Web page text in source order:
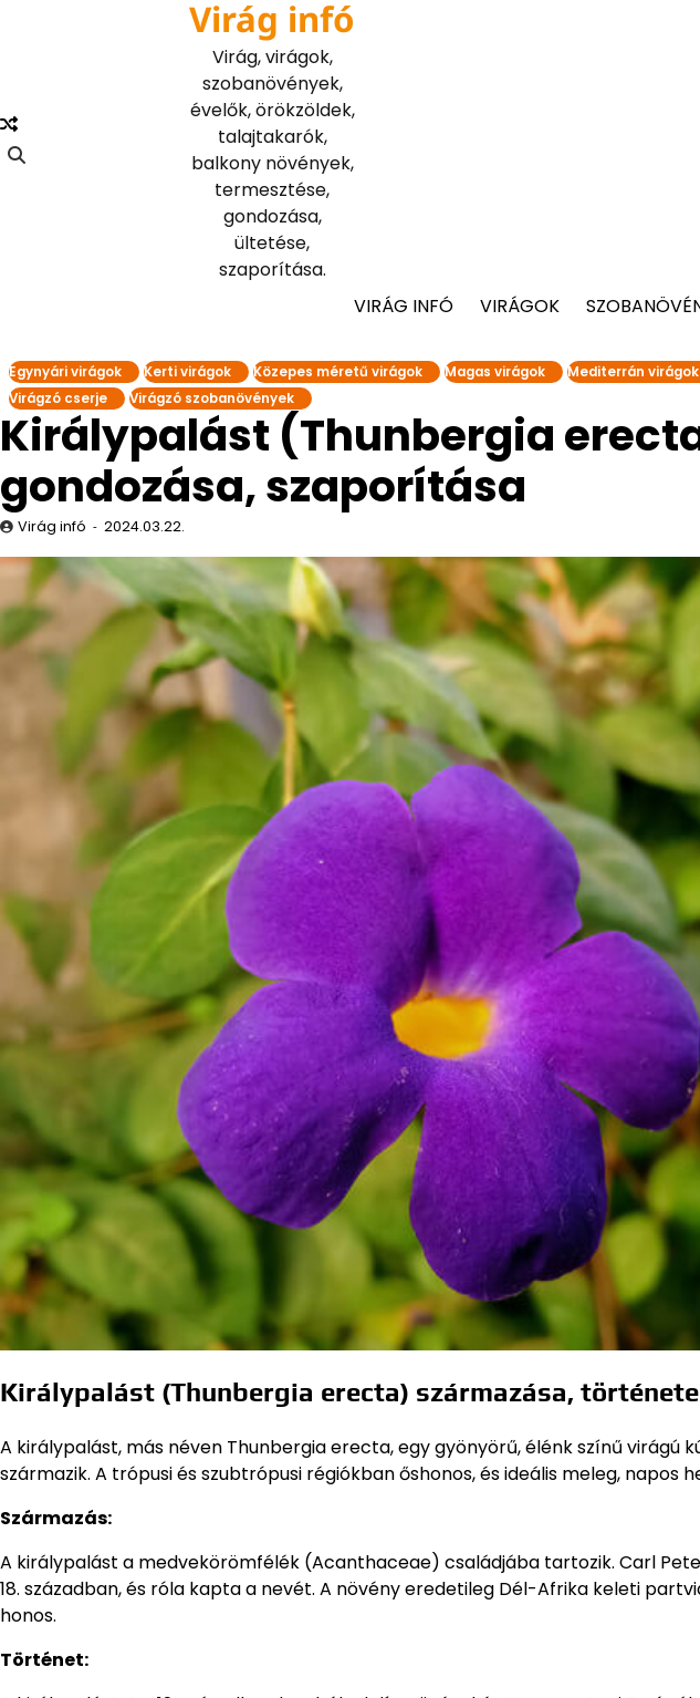
Virág infó
Virág, virágok,
szobanövények,
évelők, örökzöldek,
talajtakarók,
balkony növények,
termesztése,
gondozása,
ültetése,
szaporítása.
VIRÁG INFÓ
VIRÁGOK
Egynyári virágok Kerti virágok Közepes méretű virágok Magas virágok Mediterrán virágok
Virágzó cserje
Virágzó szobanövények
Királypalást (Thunbergia
gondozása, szaporítása
Virág infó 2024.03.22.
Királypalást (Thunbergia erecta) származása, története
A királypalást, más néven Thunbergia erecta, egy gyönyörű, élénk színű virágú
származik. A trópusi és szubtrópusi régiókban őshonos, és ideális meleg, napos
Származás:
A királypalást a medvekörömfélék (Acanthaceae) családjába tartozik. Carl
18. században, és róla kapta a nevét. A növény eredetileg Dél-Afrika keleti
honos.
Történet: